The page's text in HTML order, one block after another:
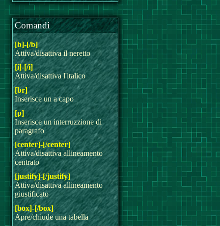
Comandi
[b]-[/b]
Attiva/disattiva il neretto
[i]-[/i]
Attiva/disattiva l'italico
[br]
Inserisce un a capo
[p]
Inserisce un interruzzione di
paragrafo
[center]-[/center]
Attiva/disattiva allineamento
centrato
[justify]-[/justify]
Attiva/disattiva allineamento
giustificato
[box]-[/box]
Apre/chiude una tabella